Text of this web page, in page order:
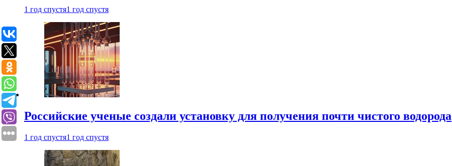
1 год спустя1 год спустя
Российские ученые создали установку для получения почти чистого водорода
1 год спустя1 год спустя